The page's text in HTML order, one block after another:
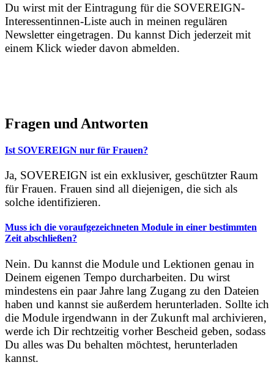
Du wirst mit der Eintragung für die SOVEREIGN-
Interessentinnen-Liste auch in meinen regulären
Newsletter eingetragen. Du kannst Dich jederzeit mit
einem Klick wieder davon abmelden.
Fragen und Antworten
Ist SOVEREIGN nur für Frauen?
Ja, SOVEREIGN ist ein exklusiver, geschützter Raum
für Frauen. Frauen sind all diejenigen, die sich als
solche identifizieren.
Muss ich die voraufgezeichneten Module in einer bestimmten
Zeit abschließen?
Nein. Du kannst die Module und Lektionen genau in
Deinem eigenen Tempo durcharbeiten. Du wirst
mindestens ein paar Jahre lang Zugang zu den Dateien
haben und kannst sie außerdem herunterladen. Sollte ich
die Module irgendwann in der Zukunft mal archivieren,
werde ich Dir rechtzeitig vorher Bescheid geben, sodass
Du alles was Du behalten möchtest, herunterladen
kannst.